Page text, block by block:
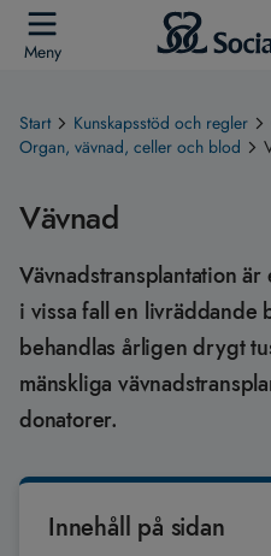
Meny
Start Kunskapsstöd och regler
Organ, vävnad, celler och blod
Vävnad
Vävnadstransplantation
i vissa fall en livräddande
behandlas årligen drygt
mänskliga
donatorer.
Innehåll på sidan